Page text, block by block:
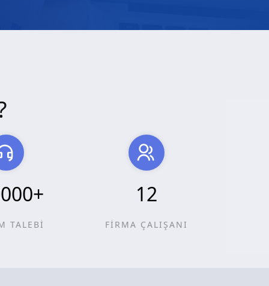
+
TALEBİ
12
FİRMA ÇALIŞANI